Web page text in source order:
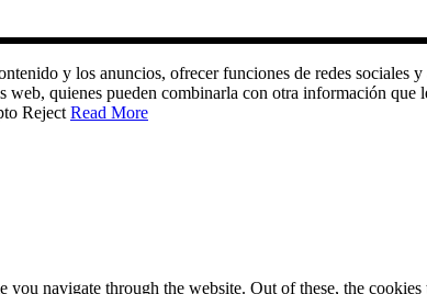
y los anuncios, ofrecer funciones de redes
web, quienes pueden combinarla con otra información
Reject Read More
navigate through the website. Out of these, the